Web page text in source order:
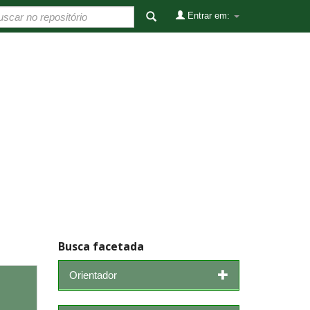
Entrar em:
Busca facetada
Orientador